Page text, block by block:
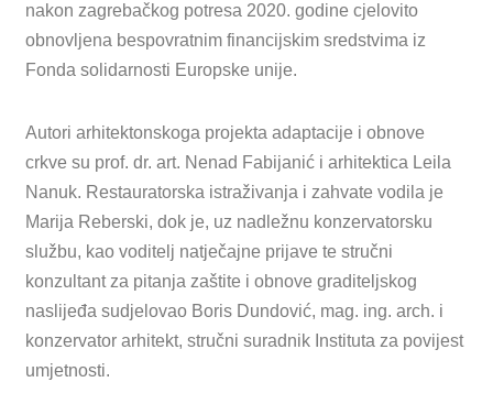
nakon zagrebačkog potresa 2020. godine cjelovito
obnovljena bespovratnim financijskim sredstvima iz
Fonda solidarnosti Europske unije.
Autori arhitektonskoga projekta adaptacije i obnove
crkve su prof. dr. art. Nenad Fabijanić i arhitektica Leila
Nanuk. Restauratorska istraživanja i zahvate vodila je
Marija Reberski, dok je, uz nadležnu konzervatorsku
službu, kao voditelj natječajne prijave te stručni
konzultant za pitanja zaštite i obnove graditeljskog
naslijeđa sudjelovao Boris Dundović, mag. ing. arch. i
konzervator arhitekt, stručni suradnik Instituta za povijest
umjetnosti.